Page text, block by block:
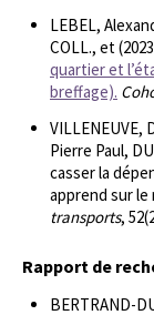
LEBEL,
COLL., et
quartier et
breffage).
VILLENEUVE,
Pierre Paul,
casser la
apprend sur
transports,
Rapport de
BERTRAND-